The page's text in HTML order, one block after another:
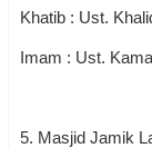
Khatib : Ust.
Imam : Ust.
5. Masjid Jamik